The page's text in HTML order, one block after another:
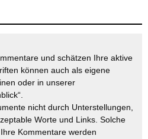
und schätzen Ihre aktive
können auch als eigene
oder in unserer
nicht durch Unterstellungen,
Worte und Links. Solche
Kommentare werden